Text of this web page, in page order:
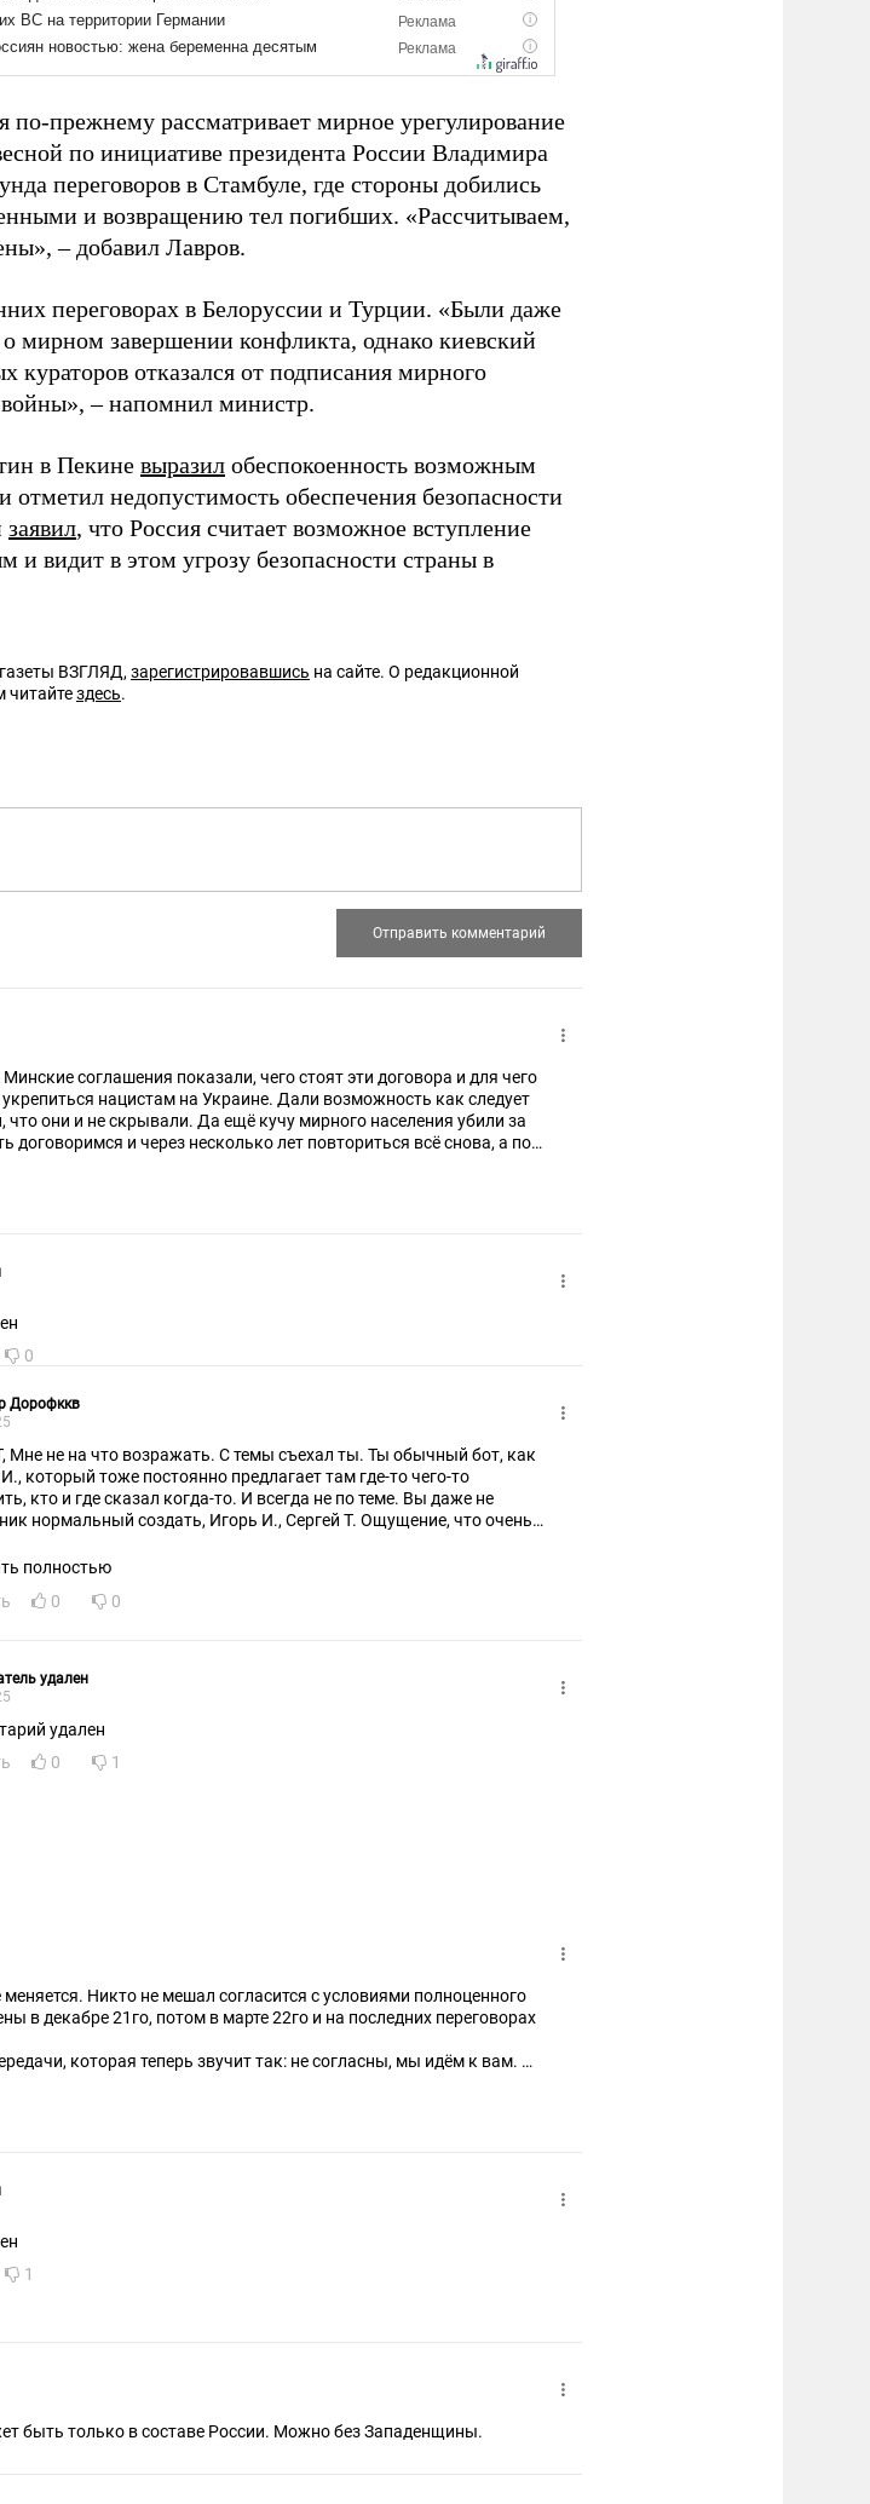
прежнему рассматривает мирное урегулирование
по инициативе президента России Владимира
переговоров в Стамбуле, где стороны добились
и возвращению тел погибших. «Рассчитываем,
– добавил Лавров.
переговорах в Белоруссии и Турции. «Были даже
мирном завершении конфликта, однако киевский
кураторов отказался от подписания мирного
– напомнил министр.
в Пекине выразил обеспокоенность возможным
недопустимость обеспечения безопасности
заявил, что Россия считает возможное вступление
видит в этом угрозу безопасности страны в
ВЗГЛЯД,зарегистрировавшись на сайте. О редакционной
читайтездесь.
соглашения показали, чего стоят эти договора и для чего
нацистам на Украине. Дали возможность как следует
что они и не скрывали. Да ещё кучу мирного населения убили за
договоримся и через несколько лет повториться всё снова, а под
0
Дорофккв
Мне не на что возражать. С темы съехал ты. Ты обычный бот, как
который тоже постоянно предлагает там где-то чего-то
кто и где сказал когда-то. И всегда не по теме. Вы даже не
нормальный создать, Игорь И., Сергей Т. Ощущение, что очень
вон с гитлером не стали договариваться, а с Зелей будем?
полностью
0 0
удален
удален
0 1
Никто не мешал согласится с условиями полноценного
в декабре 21го, потом в марте 22го и на последних переговорах
которая теперь звучит так: не согласны, мы идём к вам.
1
быть только в составе России. Можно без Западенщины.